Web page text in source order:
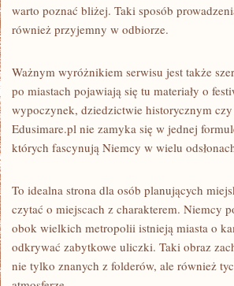
warto poznać bliżej. Taki sposób
również przyjemny w odbiorze.
Ważnym wyróżnikiem serwisu jest także
po miastach pojawiają się tu materiały o
wypoczynek, dziedzictwie historycznym
Edusimare.pl nie zamyka się w jednej
których fascynują Niemcy w wielu
To idealna strona dla osób planujących
czytać o miejscach z charakterem. Niemcy
obok wielkich metropolii istnieją miasta o
odkrywać zabytkowe uliczki. Taki obraz
nie tylko znanych z folderów, ale również